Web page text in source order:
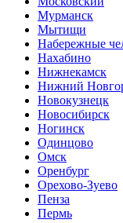
Мурманск
Мытищи
Набережные
Нахабино
Нижнекамск
Нижний
Новокузнецк
Новосибирск
Ногинск
Одинцово
Омск
Оренбург
Орехово-Зуево
Пенза
Пермь